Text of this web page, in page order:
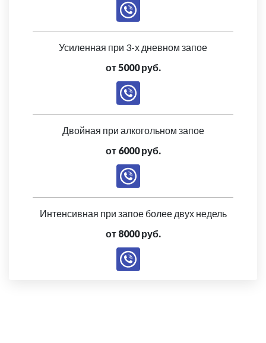
Усиленная при 3-х дневном запое
от 5000 руб.
Двойная при алкогольном запое
от 6000 руб.
Интенсивная при запое более двух недель
от 8000 руб.